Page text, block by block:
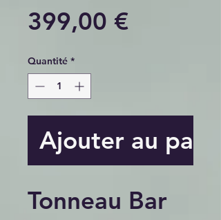
399,00 €Prix
Quantité *
Ajouter au
Tonneau Bar